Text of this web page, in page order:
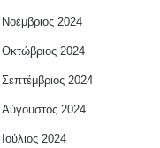
Νοέμβριος 2024
Οκτώβριος 2024
Σεπτέμβριος 2024
Αύγουστος 2024
Ιούλιος 2024